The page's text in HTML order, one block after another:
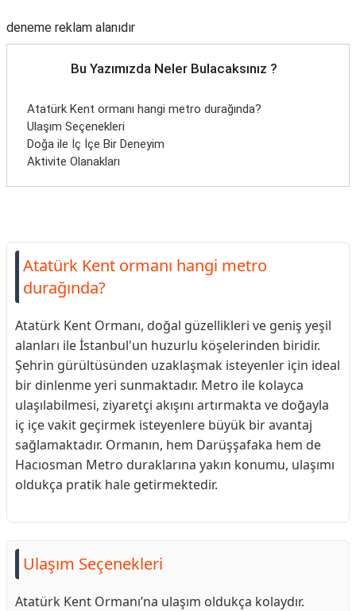
deneme reklam alanıdır
Bu Yazımızda Neler Bulacaksınız ?
Atatürk Kent ormanı hangi metro durağında?
Ulaşım Seçenekleri
Doğa ile İç İçe Bir Deneyim
Aktivite Olanakları
Atatürk Kent ormanı hangi metro
durağında?
Atatürk Kent Ormanı, doğal güzellikleri ve geniş yeşil
alanları ile İstanbul'un huzurlu köşelerinden biridir.
Şehrin gürültüsünden uzaklaşmak isteyenler için ideal
bir dinlenme yeri sunmaktadır. Metro ile kolayca
ulaşılabilmesi, ziyaretçi akışını artırmakta ve doğayla
iç içe vakit geçirmek isteyenlere büyük bir avantaj
sağlamaktadır. Ormanın, hem Darüşşafaka hem de
Hacıosman Metro duraklarına yakın konumu, ulaşımı
oldukça pratik hale getirmektedir.
Ulaşım Seçenekleri
Atatürk Kent Ormanı’na ulaşım oldukça kolaydır.